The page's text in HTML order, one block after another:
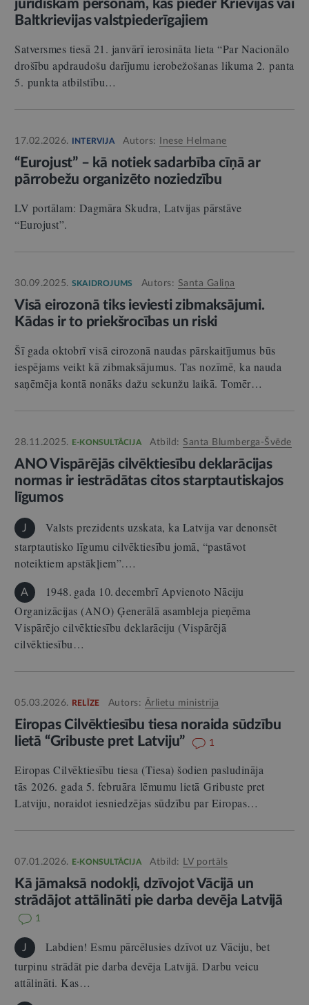
juridiskām personām, kas pieder Krievijas vai
Baltkrievijas valstpiederīgajiem
Satversmes tiesā 21. janvārī ierosināta lieta “Par Nacionālo
drošību apdraudošu darījumu ierobežošanas likuma 2. panta
5. punkta atbilstību…
17.02.2026. INTERVIJA Autors: Inese Helmane
“Eurojust” – kā notiek sadarbība cīņā ar
pārrobežu organizēto noziedzību
LV portālam: Dagmāra Skudra, Latvijas pārstāve
“Eurojust”.
30.09.2025. SKAIDROJUMS Autors: Santa Galiņa
Visā eirozonā tiks ieviesti zibmaksājumi.
Kādas ir to priekšrocības un riski
Šī gada oktobrī visā eirozonā naudas pārskaitījumus būs
iespējams veikt kā zibmaksājumus. Tas nozīmē, ka nauda
saņēmēja kontā nonāks dažu sekunžu laikā. Tomēr…
28.11.2025. E-KONSULTĀCIJA Atbild: Santa Blumberga-Švēde
ANO Vispārējās cilvēktiesību deklarācijas
normas ir iestrādātas citos starptautiskajos
līgumos
J
Valsts prezidents uzskata, ka Latvija var denonsēt
starptautisko līgumu cilvēktiesību jomā, “pastāvot
noteiktiem apstākļiem”.…
A
1948. gada 10. decembrī Apvienoto Nāciju
Organizācijas (ANO) Ģenerālā asambleja pieņēma
Vispārējo cilvēktiesību deklarāciju (Vispārējā
cilvēktiesību…
05.03.2026. RELĪZE Autors: Ārlietu ministrija
Eiropas Cilvēktiesību tiesa noraida sūdzību
lietā “Gribuste pret Latviju”
1
Eiropas Cilvēktiesību tiesa (Tiesa) šodien pasludināja
tās 2026. gada 5. februāra lēmumu lietā Gribuste pret
Latviju, noraidot iesniedzējas sūdzību par Eiropas…
07.01.2026. E-KONSULTĀCIJA Atbild: LV portāls
Kā jāmaksā nodokļi, dzīvojot Vācijā un
strādājot attālināti pie darba devēja Latvijā
1
J
Labdien! Esmu pārcēlusies dzīvot uz Vāciju, bet
turpinu strādāt pie darba devēja Latvijā. Darbu veicu
attālināti. Kas…